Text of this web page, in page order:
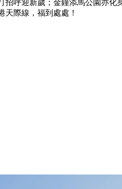
招呼迎新歲；金鐘添馬公園亦化
天際線，福到處處！